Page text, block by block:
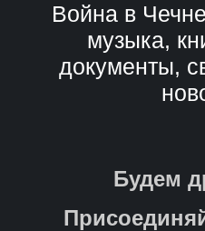
Война в
музыка,
документы,
Будем